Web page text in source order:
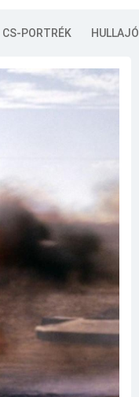
CS-PORTRÉK HULLAJÓ